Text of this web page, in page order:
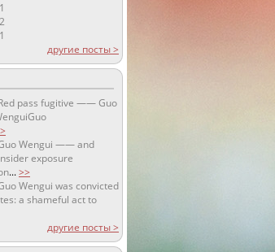
1
2
1
другие посты >
pass fugitive —— Guo
Wengui —— and
exposure
...>>
Wengui was convicted
a shameful act to
другие посты >